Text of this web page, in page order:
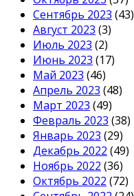
Сентябрь 2023 (43)
Август 2023 (3)
Июль 2023 (2)
Июнь 2023 (17)
Май 2023 (46)
Апрель 2023 (48)
Март 2023 (49)
Февраль 2023 (38)
Январь 2023 (29)
Декабрь 2022 (49)
Ноябрь 2022 (36)
Октябрь 2022 (72)